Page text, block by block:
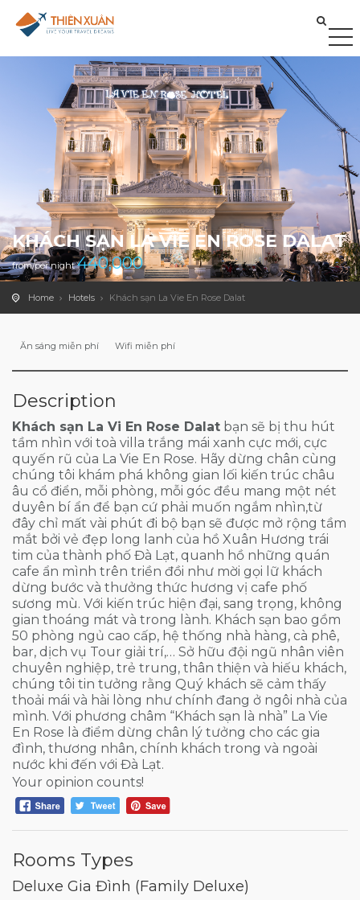
KHÁCH SẠN LA VIE EN ROSE DALAT
from/per night440,000
Home Hotels Khách sạn La Vie En Rose Dalat
Ăn sáng miễn phí Wifi miễn phí
Description
Khách sạn La Vi En Rose Dalat bạn sẽ bị thu hút
tầm nhìn với toà villa trắng mái xanh cực mới, cực
quyến rũ của La Vie En Rose. Hãy dừng chân cùng
chúng tôi khám phá không gian lối kiến trúc châu
âu cổ điển, mỗi phòng, mỗi góc đều mang một nét
duyên bí ẩn để bạn cứ phải muốn ngắm nhìn,từ
đây chỉ mất vài phút đi bộ bạn sẽ được mở rộng tầm
mắt bởi vẻ đẹp long lanh của hồ Xuân Hương trái
tim của thành phố Đà Lạt, quanh hồ những quán
cafe ẩn mình trên triền đồi như mời gọi lữ khách
dừng bước và thưởng thức hương vị cafe phố
sương mù. Với kiến trúc hiện đại, sang trọng, không
gian thoáng mát và trong lành. Khách sạn bao gồm
50 phòng ngủ cao cấp, hệ thống nhà hàng, cà phê,
bar, dịch vụ Tour giải trí,… Sở hữu đội ngũ nhân viên
chuyên nghiệp, trẻ trung, thân thiện và hiếu khách,
chúng tôi tin tưởng rằng Quý khách sẽ cảm thấy
thoải mái và hài lòng như chính đang ở ngôi nhà của
mình. Với phương châm “Khách sạn là nhà” La Vie
En Rose là điểm dừng chân lý tưởng cho các gia
đình, thương nhân, chính khách trong và ngoài
nước khi đến với Đà Lạt.
Your opinion counts!
Rooms Types
Deluxe Gia Đình (Family Deluxe)